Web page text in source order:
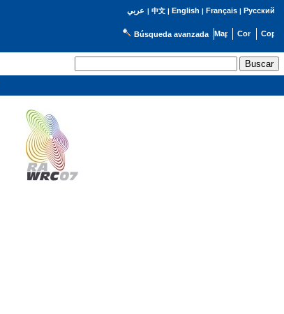
عربي | 中文| English | Français| Русский
Búsqueda avanzada